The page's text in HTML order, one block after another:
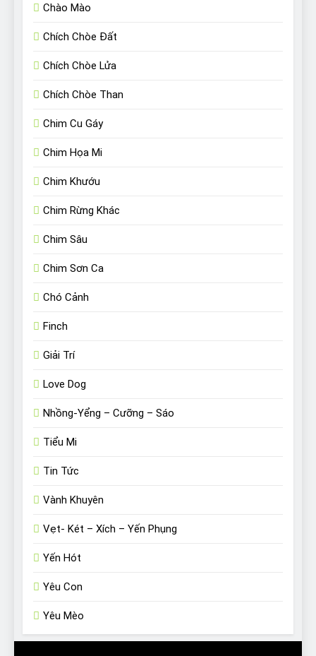
Chào Mào
Chích Chòe Đất
Chích Chòe Lửa
Chích Chòe Than
Chim Cu Gáy
Chim Họa Mi
Chim Khướu
Chim Rừng Khác
Chim Sâu
Chim Sơn Ca
Chó Cảnh
Finch
Giải Trí
Love Dog
Nhồng-Yểng – Cưỡng – Sáo
Tiểu Mi
Tin Tức
Vành Khuyên
Vẹt- Két – Xích – Yến Phụng
Yến Hót
Yêu Con
Yêu Mèo